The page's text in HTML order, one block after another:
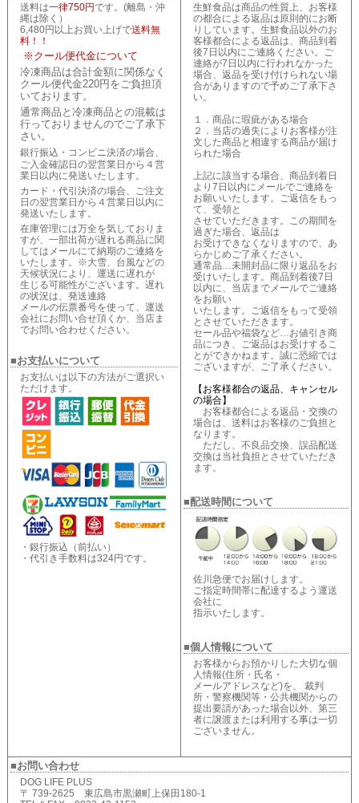
送料は一律750円です。(離島・沖
縄は除く）
6,480円以上お買い上げで送料無
料！！
※クール便代金について
冷凍商品は合計金額に関係なく
クール便代金220円をご負担頂
いております。
通常商品と冷凍商品との混載は
行っておりませんのでご了承下
さい。
銀行振込・コンビニ決済の場合、
ご入金確認日の翌営業日から４営
業日以内に発送いたします。
カード・代引決済の場合、ご注文
日の翌営業日から４営業日以内に
発送いたします。
在庫管理には万全を気しておりま
すが、一部出荷が遅れる商品に関
してはメールにて納期のご連絡を
いたします。※大雪、台風などの
天候状況により、運送に遅れが
生じる可能性がございます。遅れ
の状況は、発送連絡
メールの伝票番号を使って、運送
会社にお問い合せ頂くか、当店ま
でお問い合わせください。
■お支払いについて
お支払いは以下の方法がご選択い
ただけます。
・銀行振込（前払い）
・代引き手数料は324円です。
生鮮食品は商品の性質上、お客様
の都合による返品は原則的にお断
りしています。生鮮食品以外のお
客様都合による返品は、商品到着
後7日以内にご連絡ください。ご
連絡が7日以内に行われなかった
場合、返品を受け付けられない場
合がありますので予めご了承下さ
い。
１．商品に瑕疵がある場合
２．当店の過失によりお客様が注
文した商品と相違する商品が届け
られた場合
上記に該当する場合、商品到着日
より7日以内にメールでご連絡を
お願いいたします。ご返信をもっ
て、受領と
させていただきます。この期間を
過ぎた場合、返品は
お受けできなくなりますので、あ
らかじめご了承ください。
通常品…未開封品に限り返品をお
受けいたします。商品到着後7日
以内に、当店までメールでご連絡
をお願い
いたします。ご返信をもって受領
とさせていただきます。
セール品や福袋など…お値引き商
品につき、ご返品はお受けするこ
とができかねます。誠に恐縮では
ございますが、ご了承ください。
【お客様都合の返品、キャンセル
の場合】
お客様都合による返品・交換の
場合は、送料はお客様のご負担と
なります。
ただし、不良品交換、誤品配送
交換は当社負担とさせていただき
ます。
■配送時間について
佐川急便でお届けします。
ご指定時間帯に配達するよう運送
会社に
指示いたします。
■個人情報について
お客様からお預かりした大切な個
人情報(住所・氏名・
メールアドレスなど)を、 裁判
所・警察機関等・公共機関からの
提出要請があった場合以外、第三
者に譲渡または利用する事は一切
ございません。
■お問い合わせ
DOG LIFE PLUS
〒 739-2625 東広島市黒瀬町上保田180-1